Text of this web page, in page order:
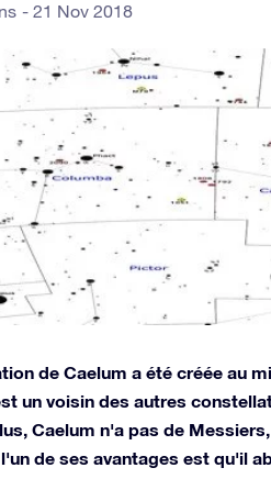
21 Nov 2018
de Caelum a été créée au
un voisin des autres
Caelum n'a pas de
de ses avantages est qu'il